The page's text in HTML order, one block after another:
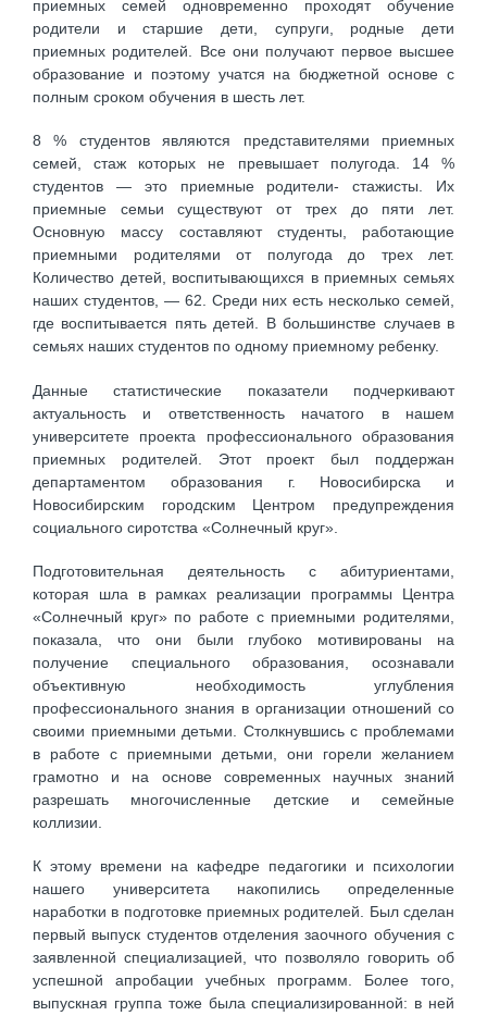
приемных семей одновременно проходят обучение
родители и старшие дети, супруги, родные дети
приемных родителей. Все они получают первое высшее
образование и поэтому учатся на бюджетной основе с
полным сроком обучения в шесть лет.
8 % студентов являются представителями приемных
семей, стаж которых не превышает полугода. 14 %
студентов — это приемные родители- стажисты. Их
приемные семьи существуют от трех до пяти лет.
Основную массу составляют студенты, работающие
приемными родителями от полугода до трех лет.
Количество детей, воспитывающихся в приемных семьях
наших студентов, — 62. Среди них есть несколько семей,
где воспитывается пять детей. В большинстве случаев в
семьях наших студентов по одному приемному ребенку.
Данные статистические показатели подчеркивают
актуальность и ответственность начатого в нашем
университете проекта профессионального образования
приемных родителей. Этот проект был поддержан
департаментом образования г. Новосибирска и
Новосибирским городским Центром предупреждения
социального сиротства «Солнечный круг».
Подготовительная деятельность с абитуриентами,
которая шла в рамках реализации программы Центра
«Солнечный круг» по работе с приемными родителями,
показала, что они были глубоко мотивированы на
получение специального образования, осознавали
объективную необходимость углубления
профессионального знания в организации отношений со
своими приемными детьми. Столкнувшись с проблемами
в работе с приемными детьми, они горели желанием
грамотно и на основе современных научных знаний
разрешать многочисленные детские и семейные
коллизии.
К этому времени на кафедре педагогики и психологии
нашего университета накопились определенные
наработки в подготовке приемных родителей. Был сделан
первый выпуск студентов отделения заочного обучения с
заявленной специализацией, что позволяло говорить об
успешной апробации учебных программ. Более того,
выпускная группа тоже была специализированной: в ней